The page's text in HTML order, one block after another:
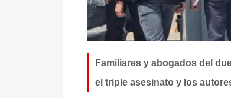
Familiares y abogados del
el triple asesinato y los